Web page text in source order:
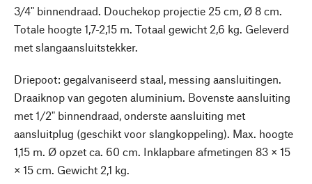
3/4" binnendraad. Douchekop projectie 25 cm, Ø 8 cm.
Totale hoogte 1,7-2,15 m. Totaal gewicht 2,6 kg. Geleverd
met slangaansluitstekker.
Driepoot: gegalvaniseerd staal, messing aansluitingen.
Draaiknop van gegoten aluminium. Bovenste aansluiting
met 1/2" binnendraad, onderste aansluiting met
aansluitplug (geschikt voor slangkoppeling). Max. hoogte
1,15 m. Ø opzet ca. 60 cm. Inklapbare afmetingen 83 × 15
× 15 cm. Gewicht 2,1 kg.